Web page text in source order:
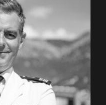
• ESNA –
Intervenant au